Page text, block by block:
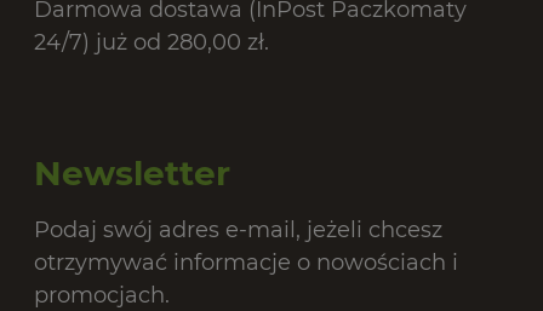
Darmowa dostawa (InPost Paczkomaty
24/7) już od 280,00 zł.
Newsletter
Podaj swój adres e-mail, jeżeli chcesz
otrzymywać informacje o nowościach i
promocjach.